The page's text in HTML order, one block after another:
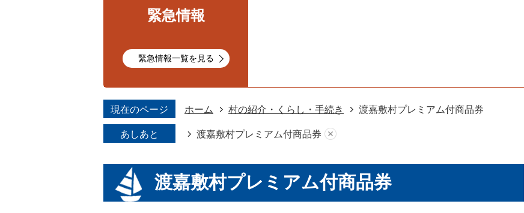
緊急情報
緊急情報一覧を見る
現在のページ ホーム 村の紹介・くらし・手続き 渡嘉敷村プレミアム付商品券
あしあと 渡嘉敷村プレミアム付商品券
渡嘉敷村プレミアム付商品券